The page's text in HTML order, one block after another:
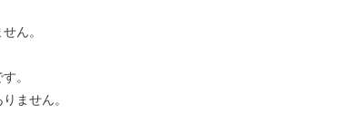
ん。
。
ません。